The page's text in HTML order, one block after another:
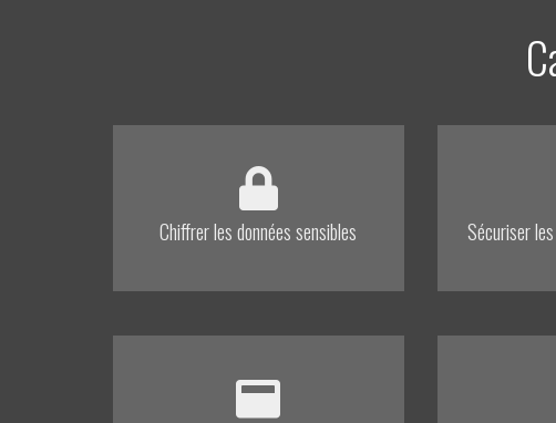
Chiffrer les données sensibles Sécuriser